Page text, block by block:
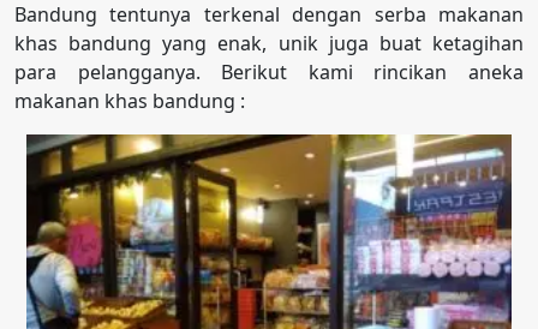
Bandung tentunya terkenal dengan serba makanan
khas bandung yang enak, unik juga buat ketagihan
para pelangganya. Berikut kami rincikan aneka
makanan khas bandung :